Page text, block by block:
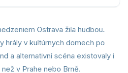
Ostrava žila hudbou.
hrály v kultúrnych domech po
a alternativní scéna existovaly i
v Prahe nebo Brně.